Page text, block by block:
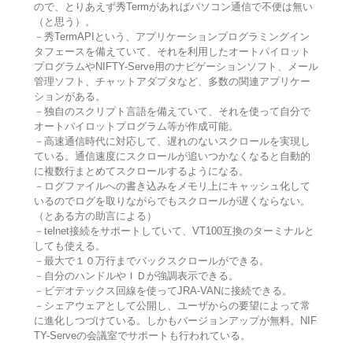
ので、とりあえず秀Termがあればパソコン通信で不便は無い
（と思う）。
－秀TermAPIという、アプリケーションプログラミングイン
タフェースを備えていて、それを利用したオートパイロット
プログラムやNIFTY-Serve用のナビゲーションソフト、メール
管理ソフト、チャットアダプタなど、多数の関連アプリケー
ションがある。
－独自のスクリプト言語を備えていて、それを使って自分で
オートパイロットプログラム等が作成可能。
－高速通信時代に対応して、遅れのないスクロールを実現し
ている。通信速度にスクロールが追いつかなくなると自動的
に複数行まとめてスクロールするようになる。
－ログファイルへの書き込みをメモリ上にキャッシュ化して
いるのでログを取りながらでもスクロールが遅くならない。
（とある方の助言による）
－telnet接続をサポートしていて、VT100互換のターミナルと
しても使える。
－最大で１０万行までバックスクロールができる。
－自分のハンドルやＩＤが強調表示できる。
－ビデオテックス回線を使ってJRA-VANに接続できる。
－シェアウェアとして公開し、ユーザからの要望によって常
に進化しつづけている。しかもバージョンアップが無料。NIF
TY-Serveの会議室でサポートも行われている。